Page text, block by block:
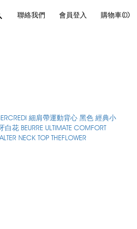
聯絡我們 會員登入 購物車(0)